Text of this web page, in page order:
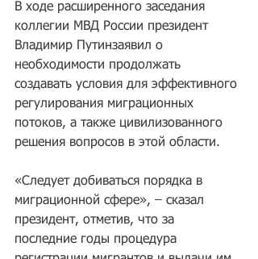
В ходе расширенного заседания
коллегии МВД России президент
Владимир Путинзаявил о
необходимости продолжать
создавать условия для эффективного
регулирования миграционных
потоков, а также цивилизованного
решения вопросов в этой области.
«Следует добиваться порядка в
миграционной сфере», – сказал
президент, отметив, что за
последние годы процедура